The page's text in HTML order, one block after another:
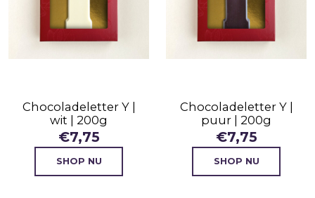
Chocoladeletter Y |
wit | 200g
€7,75
SHOP NU
Chocoladeletter Y |
puur | 200g
€7,75
SHOP NU